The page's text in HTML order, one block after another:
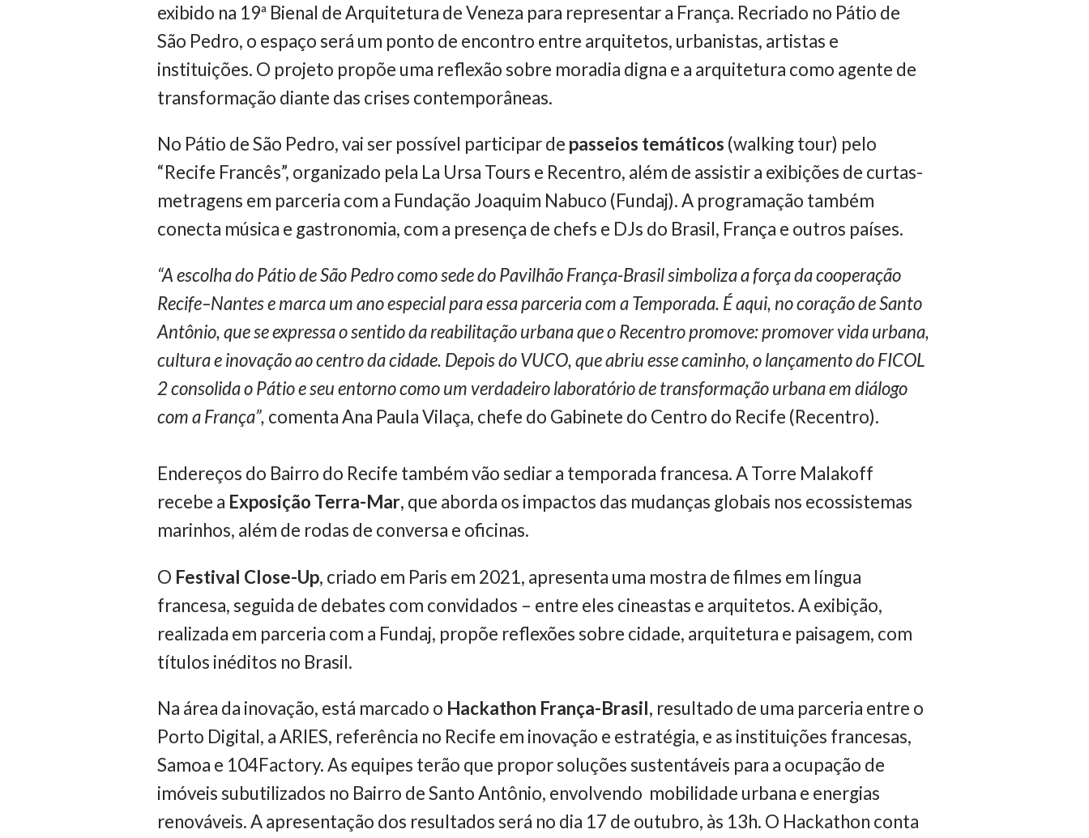
exibido na 19ª Bienal de Arquitetura de Veneza para representar a França. Recriado no Pátio de
São Pedro, o espaço será um ponto de encontro entre arquitetos, urbanistas, artistas e
instituições. O projeto propõe uma reflexão sobre moradia digna e a arquitetura como agente de
transformação diante das crises contemporâneas.
No Pátio de São Pedro, vai ser possível participar de passeios temáticos (walking tour) pelo
“Recife Francês”, organizado pela La Ursa Tours e Recentro, além de assistir a exibições de curtas-
metragens em parceria com a Fundação Joaquim Nabuco (Fundaj). A programação também
conecta música e gastronomia, com a presença de chefs e DJs do Brasil, França e outros países.
“A escolha do Pátio de São Pedro como sede do Pavilhão França-Brasil simboliza a força da cooperação
Recife–Nantes e marca um ano especial para essa parceria com a Temporada. É aqui, no coração de Santo
Antônio, que se expressa o sentido da reabilitação urbana que o Recentro promove: promover vida urbana,
cultura e inovação ao centro da cidade. Depois do VUCO, que abriu esse caminho, o lançamento do FICOL
2 consolida o Pátio e seu entorno como um verdadeiro laboratório de transformação urbana em diálogo
com a França”, comenta Ana Paula Vilaça, chefe do Gabinete do Centro do Recife (Recentro).
Endereços do Bairro do Recife também vão sediar a temporada francesa. A Torre Malakoff
recebe a Exposição Terra-Mar, que aborda os impactos das mudanças globais nos ecossistemas
marinhos, além de rodas de conversa e oficinas.
O Festival Close-Up, criado em Paris em 2021, apresenta uma mostra de filmes em língua
francesa, seguida de debates com convidados – entre eles cineastas e arquitetos. A exibição,
realizada em parceria com a Fundaj, propõe reflexões sobre cidade, arquitetura e paisagem, com
títulos inéditos no Brasil.
Na área da inovação, está marcado o Hackathon França-Brasil, resultado de uma parceria entre o
Porto Digital, a ARIES, referência no Recife em inovação e estratégia, e as instituições francesas,
Samoa e 104Factory. As equipes terão que propor soluções sustentáveis para a ocupação de
imóveis subutilizados no Bairro de Santo Antônio, envolvendo mobilidade urbana e energias
renováveis. A apresentação dos resultados será no dia 17 de outubro, às 13h. O Hackathon conta